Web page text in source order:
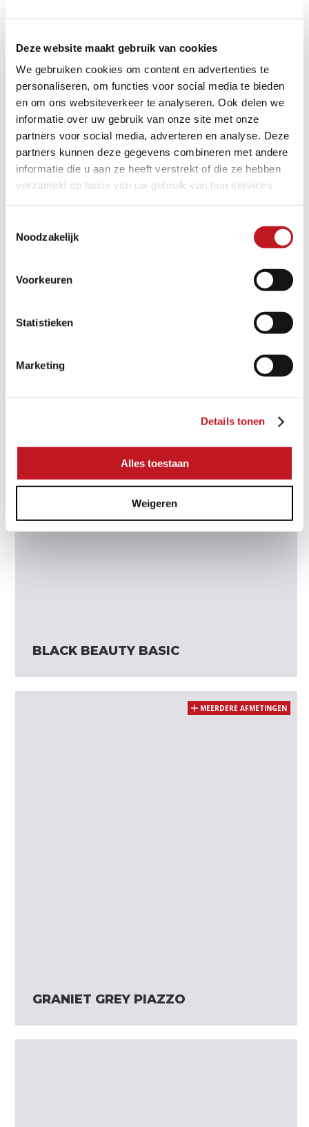
Deze website maakt gebruik van cookies
We gebruiken cookies om content en advertenties te
personaliseren, om functies voor social media te bieden
en om ons websiteverkeer te analyseren. Ook delen we
informatie over uw gebruik van onze site met onze
partners voor social media, adverteren en analyse. Deze
partners kunnen deze gegevens combineren met andere
informatie die u aan ze heeft verstrekt of die ze hebben
verzameld op basis van uw gebruik van hun services.
Noodzakelijk
Voorkeuren
Statistieken
Marketing
Details tonen
Alles toestaan
Weigeren
BLACK BEAUTY BASIC
GRANIET GREY PIAZZO
MEERDERE AFMETINGEN